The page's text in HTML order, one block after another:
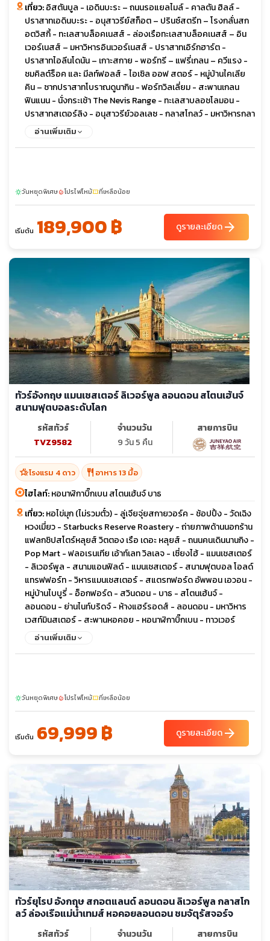
เที่ยว:อิสตันบูล - เอดินบะระ – ถนนรอแยลไมล์ - คาลตัน ฮิลล์ -
ปราสาทเอดินบะระ - อนุสาวรีย์สก็อต – ปรินซ์สตรีท – โรงกลั่นสก
อตวิสกี้ - ทะเลสาบล็อคเนสส์ - ล่องเรือทะเลสาบล็อคเนสส์ – อิน
เวอร์เนสส์ – มหาวิหารอินเวอร์เนสส์ - ปราสาทเอิร์กฮาร์ต -
ปราสาทไอลีนโดนัน – เกาะสกาย - พอร์ทรี – แฟรี่เกลน – ควีแรง -
ชมคิลต์ร็อค และ มีลท์ฟอลส์ - ไอเซิล ออฟ สตอร์ - หมู่บ้านไคเลีย
คิน – ซากปราสาทโบราณดูนากิน - ฟอร์ทวิลเลี่ยม - สะพานเกลน
ฟินแนน - นั่งกระเช้า The Nevis Range - ทะเลสาบลอชโลมอน -
ปราสาทสเตอร์ลิง - อนุสาวรีย์วอลเลซ - กลาสโกลว์ - มหาวิหารกลา
สโกว์ – หอประชุมไคลด์ – ถนนบูคานัน – ช้อปปิ้งเอาท์เลต - เอดินเบ
อ่านเพิ่มเติม
sunnyวันหยุดพิเศษlocal_fire_departmentโปรไฟไหม้confirmation_numberที่เหลือน้อย
เริ่มต้น 189,900 ฿ ดูรายละเอียดarrow_forward
ทัวร์อังกฤษ แมนเชสเตอร์ ลิเวอร์พูล ลอนดอน สโตนเฮ้นจ์
สนามฟุตบอลระดับโลก
รหัสทัวร์
TVZ9582
จำนวนวัน
9 วัน 5 คืน
สายการบิน
hotel_classโรงแรม 4 ดาว restaurant อาหาร 13 มื้อ
ไฮไลท์:หอนาฬิกาบิ๊กเบน สโตนเฮ้นจ์ บาธ
เที่ยว:หอไข่มุก (ไม่รวมตั๋ว) - ลู่เจียจุ่ยสกายวอร์ค - ช้อปปิ้ง - วัดเฉิง
หวงเมี่ยว - Starbucks Reserve Roastery - ถ่ายภาพด้านนอกร้าน
แฟลกชิปสโตร์หลุยส์ วิตตอง เรือ เดอะ หลุยส์ - ถนนคนเดินนานกิง -
Pop Mart - ฟลอเรนเทีย เอ้าท์เลท วิลเลจ - เซี่ยงไฮ้ - แมนเชสเตอร์
- ลิเวอร์พูล - สนามแอนฟิลด์ - แมนเชสเตอร์ - สนามฟุตบอล โอลด์
แทรฟฟอร์ท - วิหารแมนเชสเตอร์ - สแตรทฟอร์ด อัพพอน เอวอน -
หมู่บ้านไบบูรี่ - อ็อกฟอร์ด - สวินดอน - บาธ - สโตนเฮ้นจ์ -
ลอนดอน - ย่านไนท์บริดจ์ - ห้างแฮร์รอดส์ - ลอนดอน - มหาวิหาร
เวสท์มินสเตอร์ - สะพานหอคอย - หอนาฬิกาบิ๊กเบน - ทาวเวอร์
บริดจ์ - ช้อปปิ้ง ถนน Oxford - ลอนดอน - Bicester Village
อ่านเพิ่มเติม
sunnyวันหยุดพิเศษlocal_fire_departmentโปรไฟไหม้confirmation_numberที่เหลือน้อย
เริ่มต้น 69,999 ฿ ดูรายละเอียดarrow_forward
ทัวร์ยุโรป อังกฤษ สกอตแลนด์ ลอนดอน ลิเวอร์พูล กลาสโก
ลว์ ล่องเรือแม่น้ำเทมส์ หอคอยลอนดอน ชมจัตุรัสจอร์จ
รหัสทัวร์
จำนวนวัน
สายการบิน